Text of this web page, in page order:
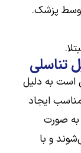
پزشک.
تناسلی
به دلیل
ایجاد
به صورت
و با